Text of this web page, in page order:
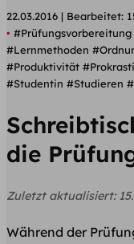
22.03.2016 Bearbeitet:
#Prüfungsvorbereitung
#Lernmethoden
#Produktivität
#Studentin #Studieren
die
Zuletzt aktualisiert:
Während der